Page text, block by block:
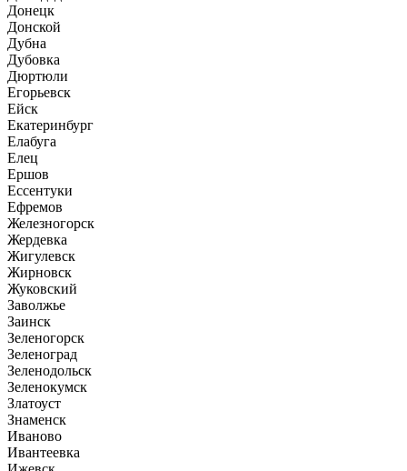
Донецк
Донской
Дубна
Дубовка
Дюртюли
Егорьевск
Ейск
Екатеринбург
Елабуга
Елец
Ершов
Ессентуки
Ефремов
Железногорск
Жердевка
Жигулевск
Жирновск
Жуковский
Заволжье
Заинск
Зеленогорск
Зеленоград
Зеленодольск
Зеленокумск
Златоуст
Знаменск
Иваново
Ивантеевка